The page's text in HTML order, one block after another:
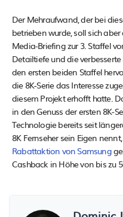
Der Mehraufwand, der bei
betrieben wurde, soll sich
Media-Briefing zur 3. Staffel
Detailtiefe und die
den ersten beiden Staffel
die 8K-Serie das Interesse
diesem Projekt erhofft hatte.
in den Genuss der ersten 8K-
Technologie bereits seit
8K Fernseher sein Eigen
Rabattaktion von Samsung
Cashback in Höhe von bis zu